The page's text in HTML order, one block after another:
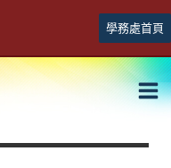
學務處首頁